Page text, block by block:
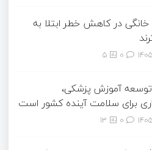
در کاهش خطر ابتلا به
5
آموزش پزشکی،
برای سلامت آینده کشور است
13